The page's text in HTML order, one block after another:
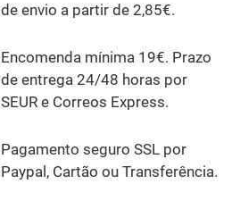
de envio a partir de 2,85€.
Encomenda mínima 19€. Prazo
de entrega 24/48 horas por
SEUR e Correos Express.
Pagamento seguro SSL por
Paypal, Cartão ou Transferência.